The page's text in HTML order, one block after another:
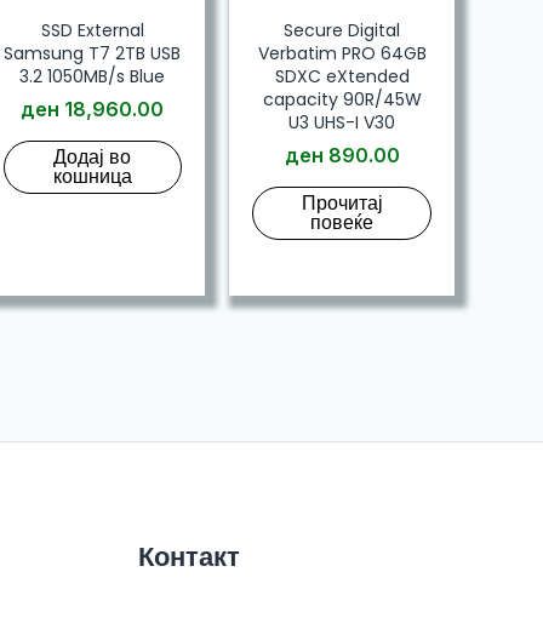
SSD External
Samsung T7 2TB USB
3.2 1050MB/s Blue
ден 18,960.00
Додај во
кошница
Secure Digital
Verbatim PRO 64GB
SDXC eXtended
capacity 90R/45W
U3 UHS-I V30
ден 890.00
Прочитај
повеќе
Контакт